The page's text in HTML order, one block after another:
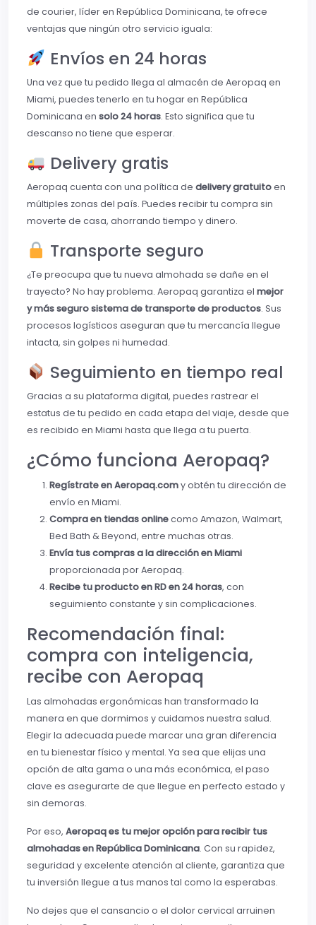
de courier, líder en República Dominicana, te ofrece
ventajas que ningún otro servicio iguala:
Envíos en 24 horas
Una vez que tu pedido llega al almacén de Aeropaq en
Miami, puedes tenerlo en tu hogar en República
Dominicana en solo 24 horas. Esto significa que tu
descanso no tiene que esperar.
Delivery gratis
Aeropaq cuenta con una política de delivery gratuitoen
múltiples zonas del país. Puedes recibir tu compra sin
moverte de casa, ahorrando tiempo y dinero.
Transporte seguro
¿Te preocupa que tu nueva almohada se dañe en el
trayecto? No hay problema. Aeropaq garantiza el mejor
y más seguro sistema de transporte de productos. Sus
procesos logísticos aseguran que tu mercancía llegue
intacta, sin golpes ni humedad.
Seguimiento en tiempo real
Gracias a su plataforma digital, puedes rastrear el
estatus de tu pedido en cada etapa del viaje, desde que
es recibido en Miami hasta que llega a tu puerta.
¿Cómo funciona Aeropaq?
Regístrate en Aeropaq.comy obtén tu dirección de
envío en Miami.
Compra en tiendas onlinecomo Amazon, Walmart,
Bed Bath & Beyond, entre muchas otras.
Envía tus compras a la dirección en Miami
proporcionada por Aeropaq.
Recibe tu producto en RD en 24 horas, con
seguimiento constante y sin complicaciones.
Recomendación final:
compra con inteligencia,
recibe con Aeropaq
Las almohadas ergonómicas han transformado la
manera en que dormimos y cuidamos nuestra salud.
Elegir la adecuada puede marcar una gran diferencia
en tu bienestar físico y mental. Ya sea que elijas una
opción de alta gama o una más económica, el paso
clave es asegurarte de que llegue en perfecto estado y
sin demoras.
Por eso, Aeropaq es tu mejor opción para recibir tus
almohadas en República Dominicana. Con su rapidez,
seguridad y excelente atención al cliente, garantiza que
tu inversión llegue a tus manos tal como la esperabas.
No dejes que el cansancio o el dolor cervical arruinen